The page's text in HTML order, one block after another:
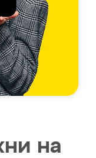
на